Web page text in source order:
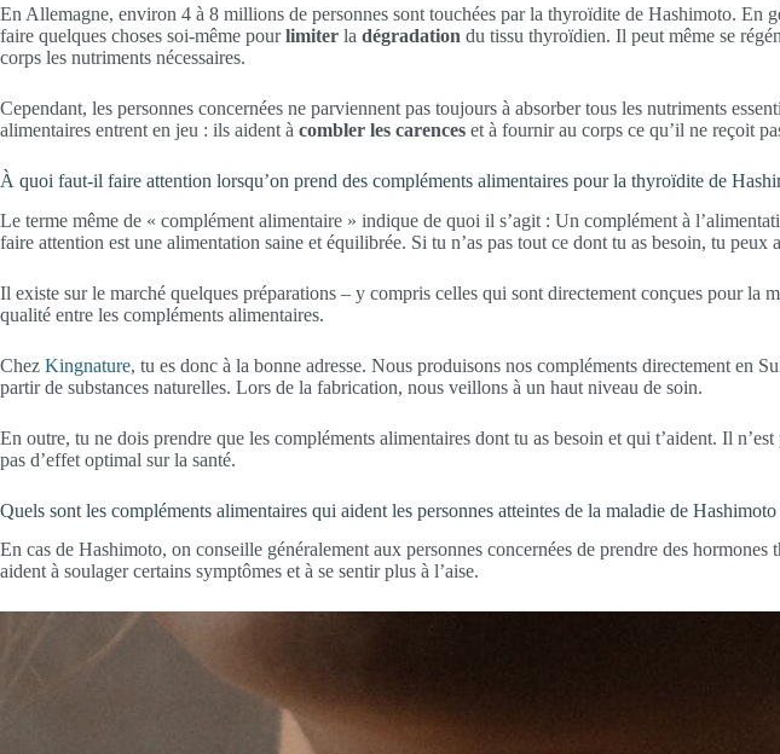
En Allemagne, environ 4 à 8 millions de personnes sont touchées par la thyroïdite de Hashimoto. En
faire quelques choses soi-même pourlimiter la dégradation du tissu thyroïdien. Il peut même se
corps les nutriments nécessaires.
Cependant, les personnes concernées ne parviennent pas toujours à absorber tous les nutriments
alimentaires entrent en jeu : ils aident à combler les carences et à fournir au corps ce qu’il ne reçoit
À quoi faut-il faire attention lorsqu’on prend des compléments alimentaires pour la thyroïdite de
Le terme même de « complément alimentaire » indique de quoi il s’agit : Un complément à
faire attention est une alimentation saine et équilibrée. Si tu n’as pas tout ce dont tu as besoin, tu peux
Il existe sur le marché quelques préparations – y compris celles qui sont directement conçues pour
qualité entre les compléments alimentaires.
Chez Kingnature, tu es donc à la bonne adresse. Nous produisons nos compléments directement en
partir de substances naturelles. Lors de la fabrication, nous veillons à un haut niveau de soin.
En outre, tu ne dois prendre que les compléments alimentaires dont tu as besoin et qui t’aident. Il
pas d’effet optimal sur la santé.
Quels sont les compléments alimentaires qui aident les personnes atteintes de la maladie de Hashimoto
En cas de Hashimoto, on conseille généralement aux personnes concernées de prendre des
aident à soulager certains symptômes et à se sentir plus à l’aise.